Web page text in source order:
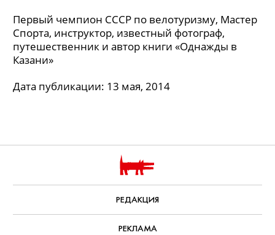
Первый чемпион СССР по велотуризму, Мастер
Спорта, инструктор, известный фотограф,
путешественник и автор книги «Однажды в
Казани»
Дата публикации: 13 мая, 2014
РЕДАКЦИЯ
РЕКЛАМА